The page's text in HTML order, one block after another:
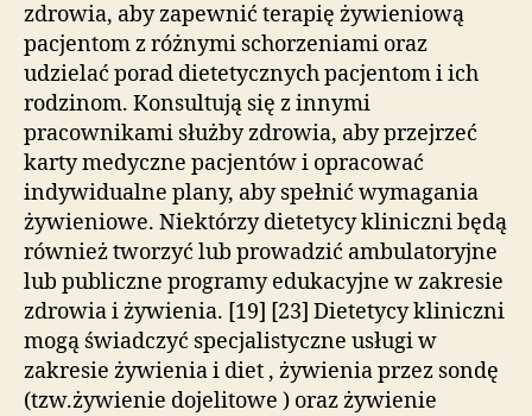
zdrowia, aby zapewnić terapię żywieniową
pacjentom z różnymi schorzeniami oraz
udzielać porad dietetycznych pacjentom i ich
rodzinom. Konsultują się z innymi
pracownikami służby zdrowia, aby przejrzeć
karty medyczne pacjentów i opracować
indywidualne plany, aby spełnić wymagania
żywieniowe. Niektórzy dietetycy kliniczni będą
również tworzyć lub prowadzić ambulatoryjne
lub publiczne programy edukacyjne w zakresie
zdrowia i żywienia. [19] [23] Dietetycy kliniczni
mogą świadczyć specjalistyczne usługi w
zakresie żywienia i diet , żywienia przez sondę
(tzw.żywienie dojelitowe ) oraz żywienie